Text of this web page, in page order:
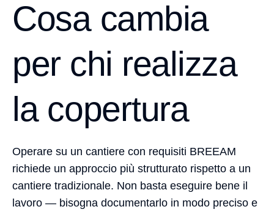
Cosa cambia
per chi realizza
la copertura
Operare su un cantiere con requisiti BREEAM
richiede un approccio più strutturato rispetto a un
cantiere tradizionale. Non basta eseguire bene il
lavoro — bisogna documentarlo in modo preciso e